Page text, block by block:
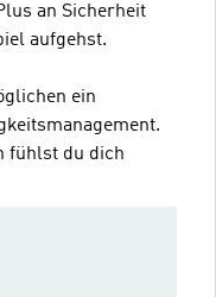
an Sicherheit
aufgehst.
ein
fühlst du dich